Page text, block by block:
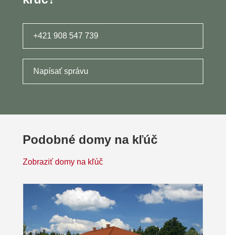
+421 908 547 739
Napísať správu
Podobné domy na kľúč
Zobraziť domy na kľúč